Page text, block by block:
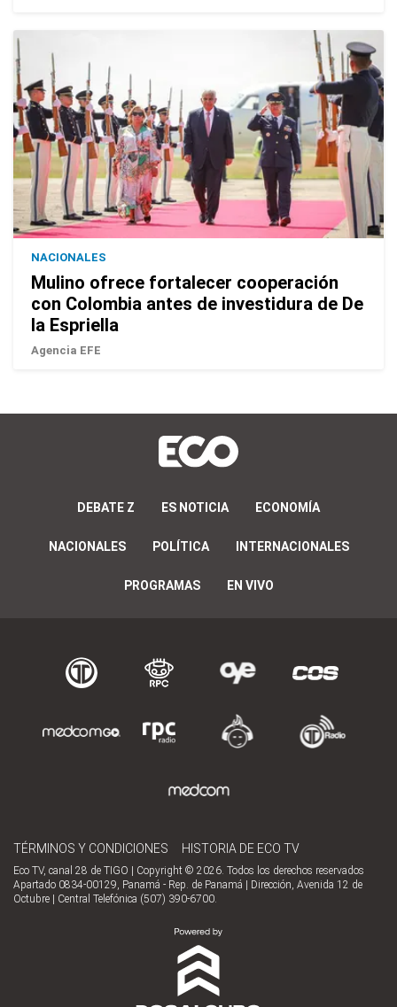
NACIONALES
Mulino ofrece fortalecer cooperación
con Colombia antes de investidura de De
la Espriella
Agencia EFE
DEBATE Z ES NOTICIA ECONOMÍA
NACIONALES POLÍTICA INTERNACIONALES
PROGRAMAS EN VIVO
TÉRMINOS Y CONDICIONES HISTORIA DE ECO TV
Eco TV, canal 28 de TIGO | Copyright © 2026. Todos los derechos reservados
Apartado 0834-00129, Panamá - Rep. de Panamá | Dirección, Avenida 12 de
Octubre | Central Telefónica (507) 390-6700.